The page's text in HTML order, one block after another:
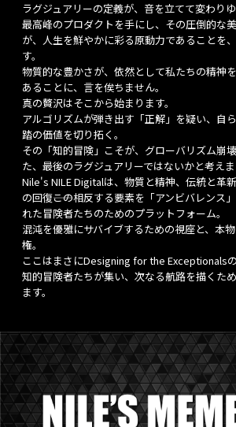
ラグジュアリーの定義が、音を立てて変わりゆ
最高峰のプロダクトを手にし、その圧倒的な
が、人生を鮮やかに彩る原動力であることを
す。
物質的な豊かさが、依然として私たちの精神
あることに、言を俟ちません。
真の贅沢はそこから始まります。
アルゴリズムが弾き出す「正解」を疑い、自
踏の価値を切り拓く。
その「知的冒険」こそが、グローバリズム崩
た、最後のラグジュアリーではないかと考えま
Nile's NILE Digitalは、物質と精神、伝統と革
の回復――この相反する要素を「アンビバレンス
れた冒険者たちのためのプラットフォーム。
混沌を優雅にサバイブするための視座と、本
権。
ここはまさにDesigning for the Exceptionalsの
知的冒険者たちが集い、次なる航路を描くた
ます。